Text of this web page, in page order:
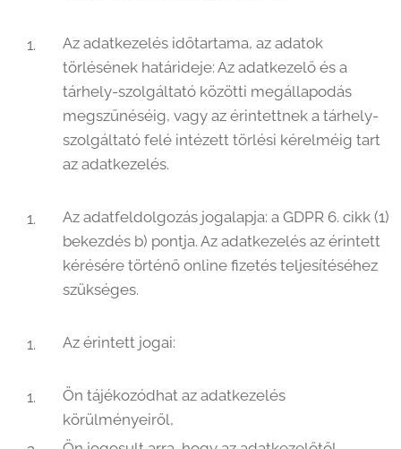
Az adatkezelés időtartama, az adatok
törlésének határideje: Az adatkezelő és a
tárhely-szolgáltató közötti megállapodás
megszűnéséig, vagy az érintettnek a tárhely-
szolgáltató felé intézett törlési kérelméig tart
az adatkezelés.
Az adatfeldolgozás jogalapja: a GDPR 6. cikk (1)
bekezdés b) pontja. Az adatkezelés az érintett
kérésére történő online fizetés teljesítéséhez
szükséges.
Az érintett jogai:
Ön tájékozódhat az adatkezelés
körülményeiről,